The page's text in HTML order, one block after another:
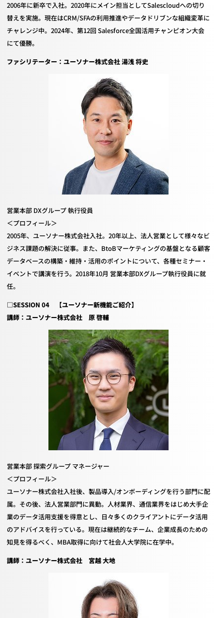
2006年に新卒で入社。 2020年にメイン担当としてSalescloudへの切り
替えを実施。現在はCRM/SFAの利用推進やデータドリブンな組織変革に
チャレンジ中。 2024年、第12回 Salesforce全国活用チャンピオン大会
にて優勝。
ファシリテーター：ユーソナー株式会社 湯浅 将史
営業本部 DXグループ 執行役員
＜プロフィール＞
2005年、ユーソナー株式会社入社。 20年以上、法人営業として様々なビ
ジネス課題の解決に従事。また、 BtoBマーケティングの基盤となる顧客
データベースの構築・維持・活用のポイントについて、各種セミナー・
イベントで講演を行う。 2018年10月 営業本部DXグループ執行役員に就
任。
□SESSION 04 【ユーソナー新機能ご紹介】
講師：ユーソナー株式会社 原 啓輔
営業本部 探索グループ マネージャー
＜プロフィール＞
ユーソナー株式会社入社後、製品導入/オンボーディングを行う部門に配
属。その後、法人営業部門に異動。人材業界、通信業界をはじめ大手企
業のデータ活用支援を得意とし、日々多くのクライアントにデータ活用
のアドバイスを行っている。現在は継続的なチーム、企業成長のための
知見を得るべく、 MBA取得に向けて社会人大学院に在学中。
講師：ユーソナー株式会社 宮越 大地